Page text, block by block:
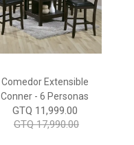
Comedor Extensible
Conner - 6 Personas
GTQ 11,999.00
GTQ 17,990.00